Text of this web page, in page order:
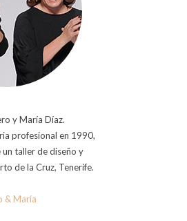
y María Díaz.
profesional en 1990,
un taller de diseño y
de la Cruz, Tenerife.
& María